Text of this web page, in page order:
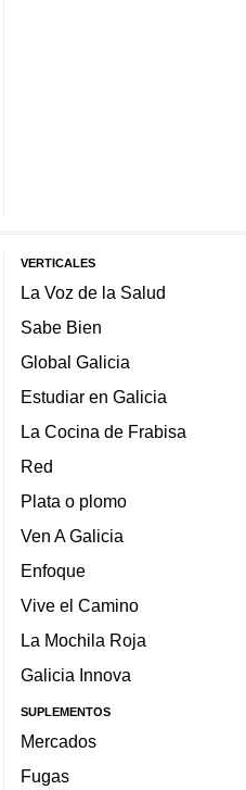
VERTICALES
La Voz de la Salud
Sabe Bien
Global Galicia
Estudiar en Galicia
La Cocina de Frabisa
Red
Plata o plomo
Ven A Galicia
Enfoque
Vive el Camino
La Mochila Roja
Galicia Innova
SUPLEMENTOS
Mercados
Fugas